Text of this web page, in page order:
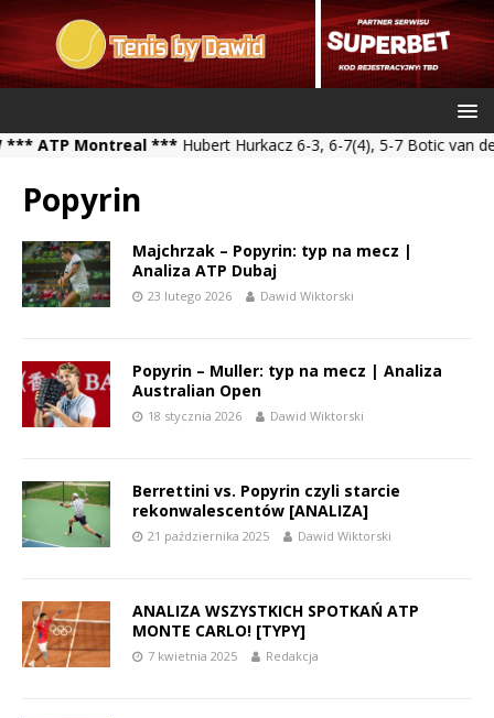
Montreal ***Hubert Hurkacz 6-3, 6-7(4), 5-7 Botic van de
Popyrin
Majchrzak – Popyrin: typ na mecz |
Analiza ATP Dubaj
23 lutego 2026 Dawid Wiktorski
Popyrin – Muller: typ na mecz | Analiza
Australian Open
18 stycznia 2026 Dawid Wiktorski
Berrettini vs. Popyrin czyli starcie
rekonwalescentów [ANALIZA]
21 października 2025 Dawid Wiktorski
ANALIZA WSZYSTKICH SPOTKAŃ ATP
MONTE CARLO! [TYPY]
7 kwietnia 2025 Redakcja